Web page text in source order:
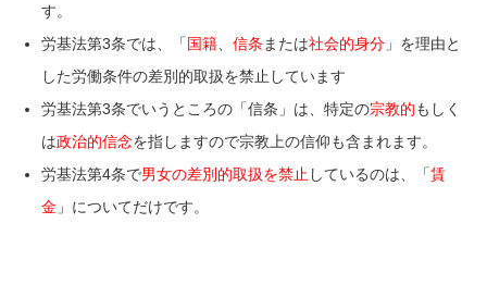
す。
労基法第3条では、「国籍 、信条 または社会的身分 」を理由と
した労働条件の差別的取扱を禁止しています
労基法第3条でいうところの「信条」は、特定の宗教的もしく
は政治的信念を指しますので宗教上の信仰も含まれます。
労基法第4条で男女の差別的取扱を禁止 しているのは、「賃
金 」についてだけです。